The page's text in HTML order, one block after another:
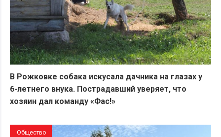
В Рожковке собака искусала дачника на глазах у
6-летнего внука. Пострадавший уверяет, что
хозяин дал команду «Фас!»
Общество